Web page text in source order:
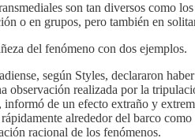
son tan diversos como
o en grupos, pero también en
del fenómeno con dos ejemplos.
según Styles, declararon
observación realizada por la
de un efecto extraño y
alrededor del barco
racional de los fenómenos.